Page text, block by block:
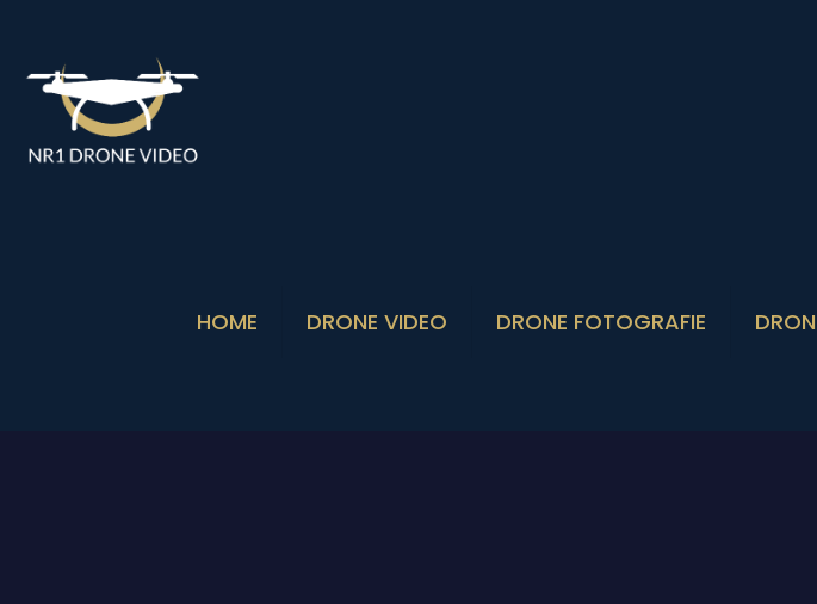
HOME DRONE VIDEO DRONE FOTOGRAFIE